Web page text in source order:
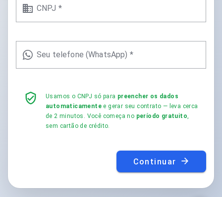
CNPJ *
Seu telefone (WhatsApp) *
Usamos o CNPJ só para preencher os dados
automaticamente e gerar seu contrato — leva cerca
de 2 minutos. Você começa no período gratuito,
sem cartão de crédito.
Continuar